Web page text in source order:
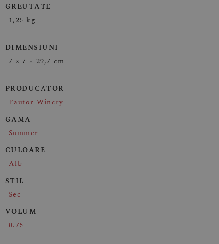
GREUTATE
1,25 kg
DIMENSIUNI
7 × 7 × 29,7 cm
PRODUCATOR
Fautor Winery
GAMA
Summer
CULOARE
Alb
STIL
Sec
VOLUM
0.75